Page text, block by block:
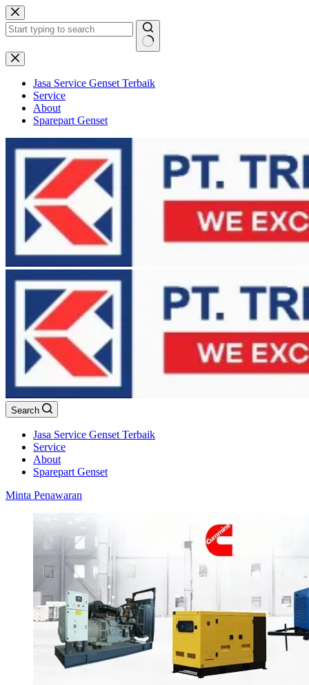
Skip
to
content
No
results
Jasa Service Genset Terbaik
Service
About
Sparepart Genset
Search
Jasa Service Genset Terbaik
Service
About
Sparepart Genset
Minta Penawaran